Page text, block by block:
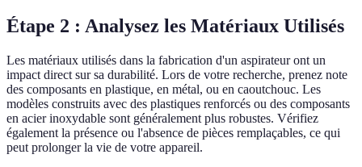
Étape 2 : Analysez les Matériaux Utilisés
Les matériaux utilisés dans la fabrication d'un aspirateur ont un
impact direct sur sa durabilité. Lors de votre recherche, prenez note
des composants en plastique, en métal, ou en caoutchouc. Les
modèles construits avec des plastiques renforcés ou des composants
en acier inoxydable sont généralement plus robustes. Vérifiez
également la présence ou l'absence de pièces remplaçables, ce qui
peut prolonger la vie de votre appareil.